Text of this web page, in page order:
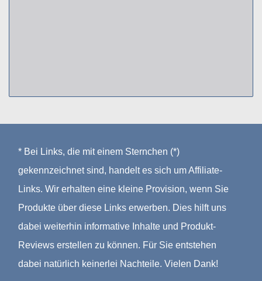
* Bei Links, die mit einem Sternchen (*)
gekennzeichnet sind, handelt es sich um Affiliate-
Links. Wir erhalten eine kleine Provision, wenn Sie
Produkte über diese Links erwerben. Dies hilft uns
dabei weiterhin informative Inhalte und Produkt-
Reviews erstellen zu können. Für Sie entstehen
dabei natürlich keinerlei Nachteile. Vielen Dank!